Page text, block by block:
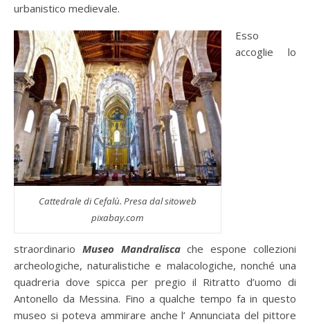
urbanistico medievale.
Cattedrale di Cefalù. Presa dal sitoweb
pixabay.com
Esso
accoglie lo
straordinario Museo Mandraliscache espone collezioni
archeologiche, naturalistiche e malacologiche, nonché una
quadreria dove spicca per pregio il Ritratto d’uomo di
Antonello da Messina. Fino a qualche tempo fa in questo
museo si poteva ammirare anche l’ Annunciata del pittore